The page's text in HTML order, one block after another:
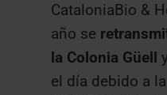
CataloniaBio &
año se
la Colonia Güell
el día debido a